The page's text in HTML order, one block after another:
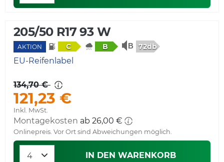
205/50 R17 93 W
AKTION C B 72db
EU-Reifenlabel
134,70 €
121,23 €
Inkl. MwSt.
Montagekosten ab 26,00 €
Onlinepreis. Vor Ort sind Abweichungen möglich.
IN DEN WARENKORB